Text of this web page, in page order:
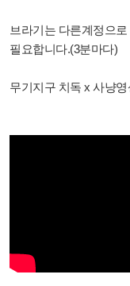
브라기는 다른계정으
필요합니다.(3분마다)
무기지구 치독 x 사냥